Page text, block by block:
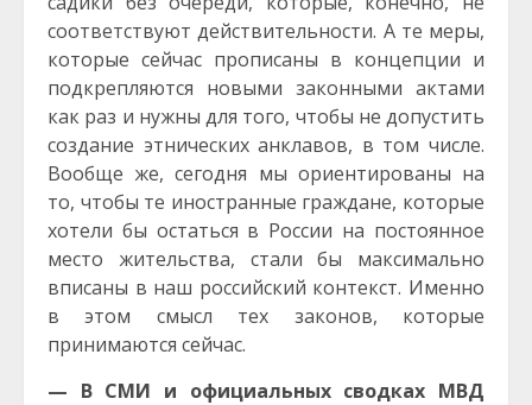
соответствуют действительности. А те меры,
которые сейчас прописаны в концепции и
подкрепляются новыми законными актами
как раз и нужны для того, чтобы не допустить
создание этнических анклавов, в том числе.
Вообще же, сегодня мы ориентированы на
то, чтобы те иностранные граждане, которые
хотели бы остаться в России на постоянное
место жительства, стали бы максимально
вписаны в наш российский контекст. Именно
в этом смысл тех законов, которые
принимаются сейчас.
— В СМИ и официальных сводках МВД